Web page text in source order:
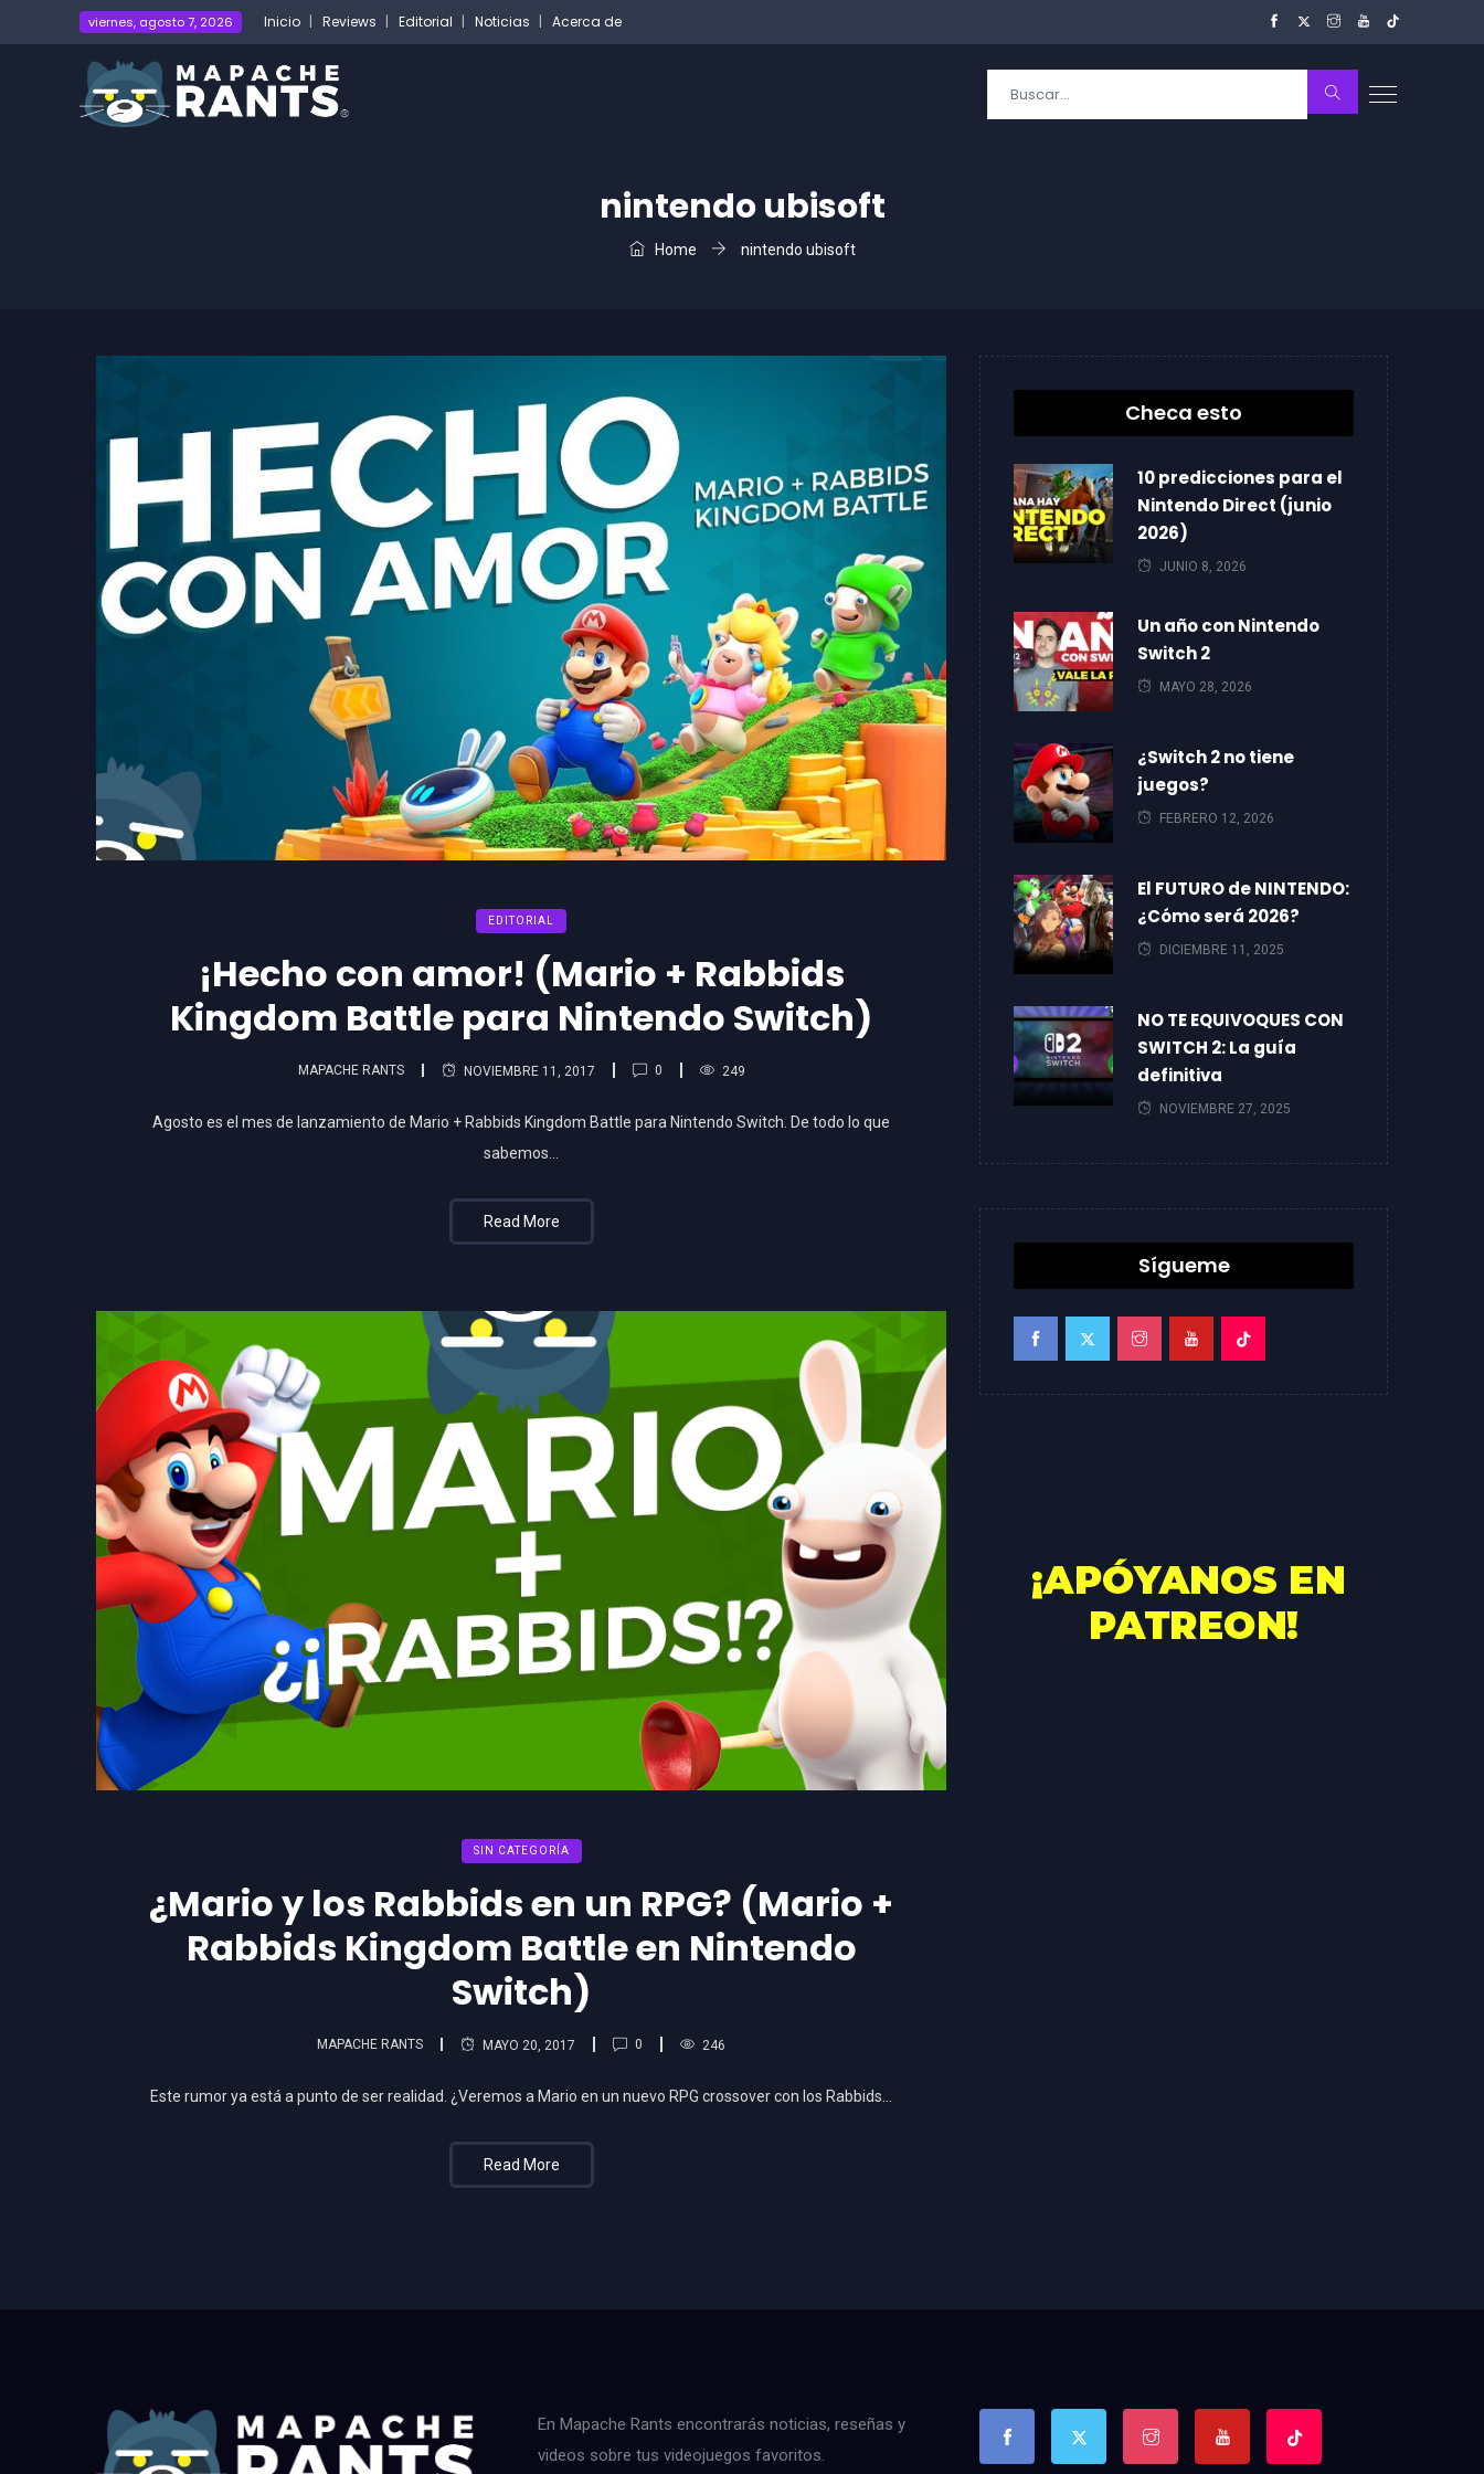
viernes, agosto 7, 2026 Inicio Reviews Editorial Noticias Acerca de
nintendo ubisoft
Home nintendo ubisoft
EDITORIAL
¡Hecho con amor! (Mario + Rabbids
Kingdom Battle para Nintendo Switch)
MAPACHE RANTS NOVIEMBRE 11, 2017 0 249
Agosto es el mes de lanzamiento de Mario + Rabbids Kingdom Battle para Nintendo Switch. De todo lo que
sabemos…
Read More
SIN CATEGORÍA
¿Mario y los Rabbids en un RPG? (Mario +
Rabbids Kingdom Battle en Nintendo
Switch)
MAPACHE RANTS MAYO 20, 2017 0 246
Este rumor ya está a punto de ser realidad. ¿Veremos a Mario en un nuevo RPG crossover con los Rabbids…
Read More
Checa esto
10 predicciones para el
Nintendo Direct (junio
2026)
JUNIO 8, 2026
Un año con Nintendo
Switch 2
MAYO 28, 2026
¿Switch 2 no tiene
juegos?
FEBRERO 12, 2026
El FUTURO de NINTENDO:
¿Cómo será 2026?
DICIEMBRE 11, 2025
NO TE EQUIVOQUES CON
SWITCH 2: La guía
definitiva
NOVIEMBRE 27, 2025
Sígueme
En Mapache Rants encontrarás noticias, reseñas y
videos sobre tus videojuegos favoritos.